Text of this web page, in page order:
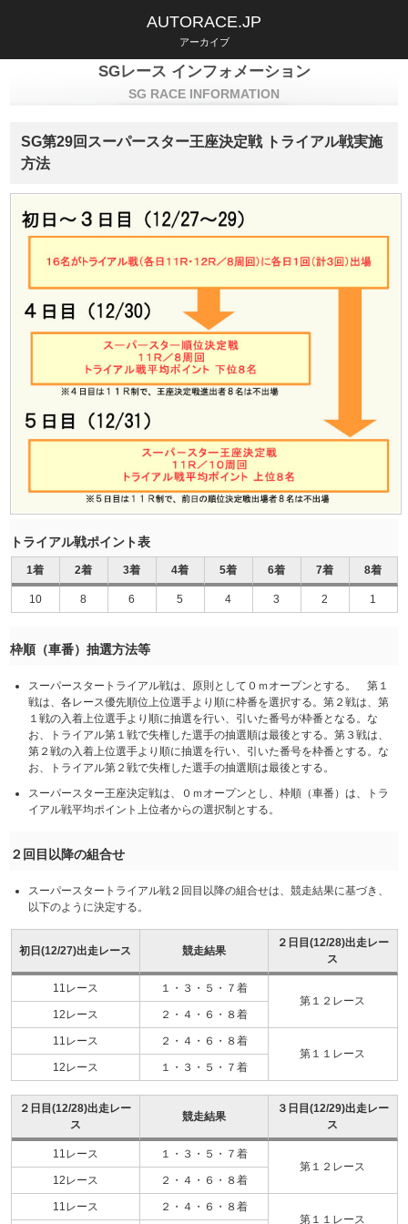
AUTORACE.JP
アーカイブ
SGレース インフォメーション
SG RACE INFORMATION
SG第29回スーパースター王座決定戦 トライアル戦実施
方法
トライアル戦ポイント表
1着 2着 3着 4着 5着 6着 7着 8着
10 8 6 5 4 3 2 1
枠順（車番）抽選方法等
スーパースタートライアル戦は、原則として０ｍオープンとする。 第１
戦は、各レース優先順位上位選手より順に枠番を選択する。第２戦は、第
１戦の入着上位選手より順に抽選を行い、引いた番号が枠番となる。な
お、トライアル第１戦で失権した選手の抽選順は最後とする。第３戦は、
第２戦の入着上位選手より順に抽選を行い、引いた番号を枠番とする。な
お、トライアル第２戦で失権した選手の抽選順は最後とする。
スーパースター王座決定戦は、０ｍオープンとし、枠順（車番）は、トラ
イアル戦平均ポイント上位者からの選択制とする。
２回目以降の組合せ
スーパースタートライアル戦２回目以降の組合せは、競走結果に基づき、
以下のように決定する。
初日(12/27)出走レース 競走結果
２日目(12/28)出走レー
ス
11レース
１・３・５・７着
第１２レース
12レース
２・４・６・８着
11レース
２・４・６・８着
第１１レース
12レース
１・３・５・７着
２日目(12/28)出走レー
ス
競走結果
３日目(12/29)出走レー
ス
11レース
１・３・５・７着
第１２レース
12レース
２・４・６・８着
11レース
２・４・６・８着
第１１レース